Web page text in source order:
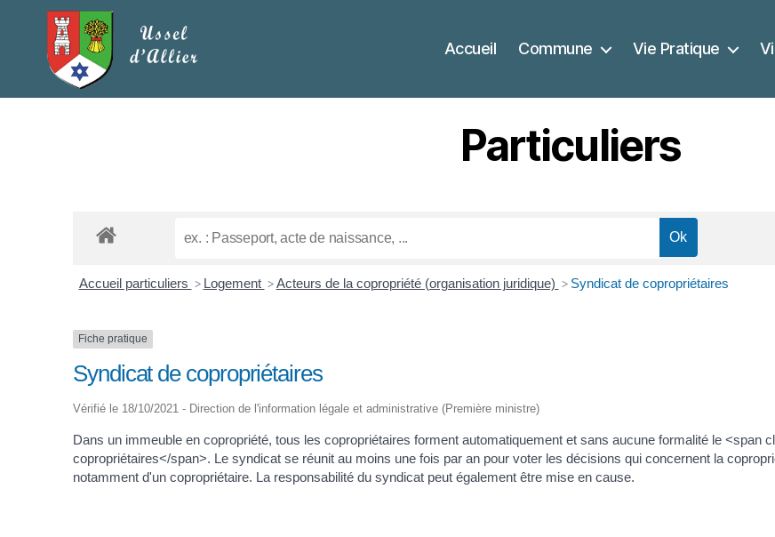
Accueil Commune Vie Pratique
Particuliers
Accueil particuliers > Logement > Acteurs de la copropriété (organisation juridique) > Syndicat de copropriétaires
Fiche pratique
Syndicat de copropriétaires
Vérifié le 18/10/2021 - Direction de l'information légale et administrative (Première ministre)
Dans un immeuble en copropriété, tous les copropriétaires forment automatiquement et sans aucune formalité le <span
copropriétaires</span>. Le syndicat se réunit au moins une fois par an pour voter les décisions qui concernent la
notamment d'un copropriétaire. La responsabilité du syndicat peut également être mise en cause.